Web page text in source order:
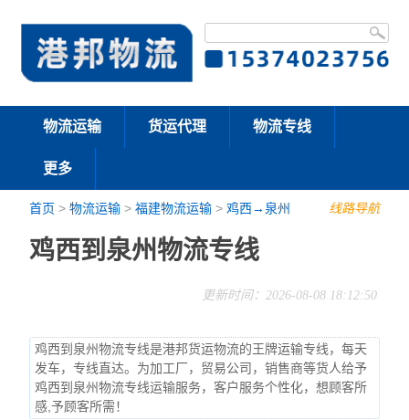
物流运输 货运代理 物流专线
更多
线路导航
首页 >物流运输 >福建物流运输 >鸡西→泉州
鸡西到泉州物流专线
更新时间：2026-08-08 18:12:50
鸡西到泉州物流专线是港邦货运物流的王牌运输专线，每天
发车，专线直达。为加工厂，贸易公司，销售商等货人给予
鸡西到泉州物流专线运输服务，客户服务个性化，想顾客所
感,予顾客所需！